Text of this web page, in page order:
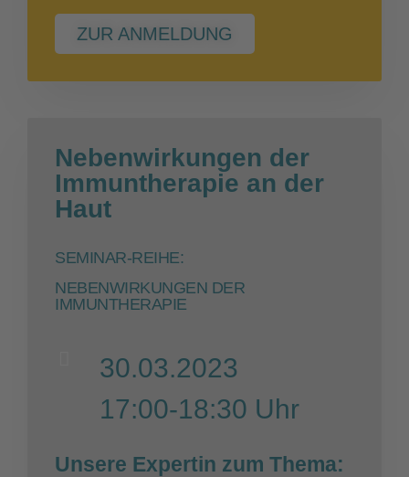
ZUR ANMELDUNG
Nebenwirkungen der
Immuntherapie an der
Haut
SEMINAR-REIHE:
NEBENWIRKUNGEN DER
IMMUNTHERAPIE
30.03.2023
17:00-18:30 Uhr
Unsere Expertin zum Thema: